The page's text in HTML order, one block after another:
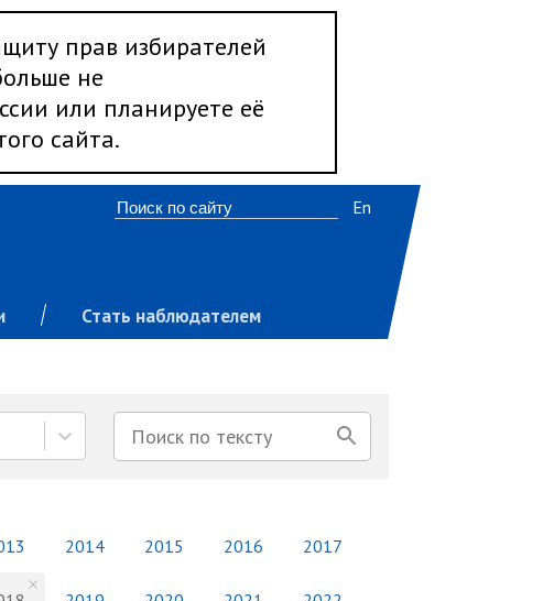
прав избирателей
не
или планируете её
сайта.
Стать наблюдателем
En
2014 2015 2016 2017